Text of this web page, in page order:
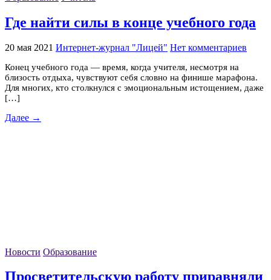
Где найти силы в конце учебного года
20 мая 2021 Интернет-журнал "Лицей" Нет комментариев
Конец учебного года — время, когда учителя, несмотря на
близость отдыха, чувствуют себя словно на финише марафона.
Для многих, кто столкнулся с эмоциональным истощением, даже
[…]
Далее →
Новости Образование
Просветительскую работу приравняли